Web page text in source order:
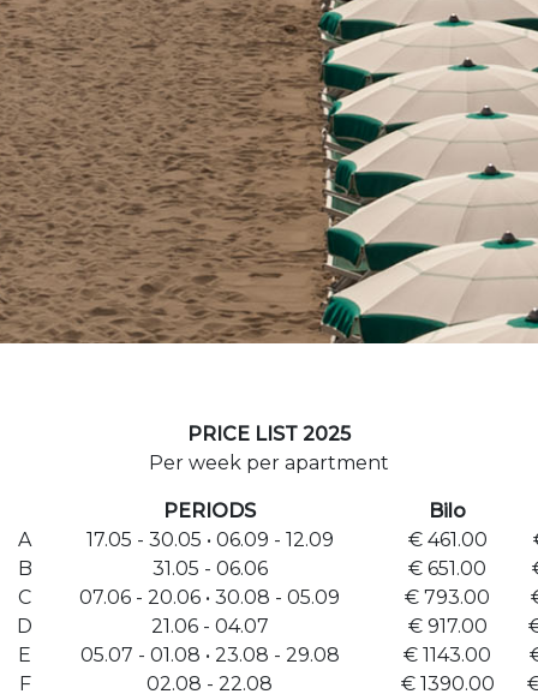
PRICE LIST 2025
Per week per apartment
PERIODS
Bilo
A
17.05 - 30.05 • 06.09 - 12.09 € 461.00
B
31.05 - 06.06 € 651.00
C
07.06 - 20.06 • 30.08 - 05.09 € 793.00
D
21.06 - 04.07 € 917.00
E
05.07 - 01.08 • 23.08 - 29.08 € 1143.00
F
02.08 - 22.08 € 1390.00